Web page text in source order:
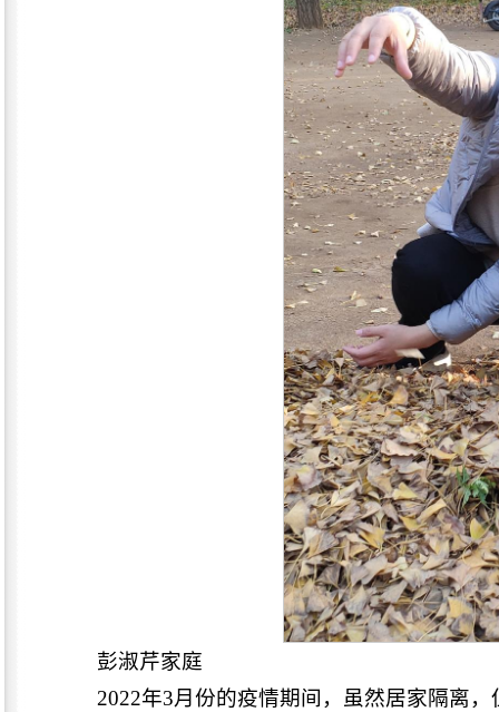
彭淑芹家庭
2022年3月份的疫情期间，虽然居家隔离